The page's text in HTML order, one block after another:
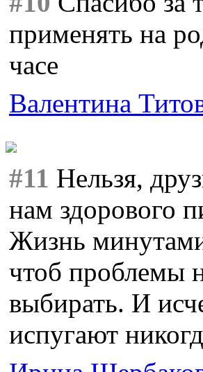
применять на
часе
Валентина
#11 Нельзя,
нам здорового
Жизнь
чтоб проблемы
выбирать. И
испугают